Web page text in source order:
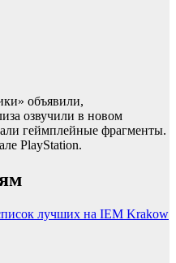
объявили,
озвучили в новом
геймплейные фрагменты.
PlayStation.
лучших на IEM Krakow